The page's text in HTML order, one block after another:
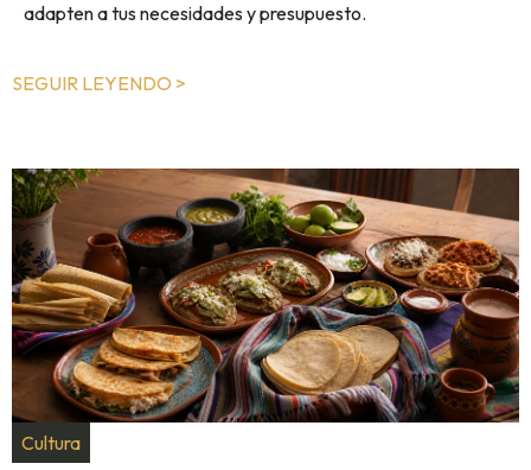
adapten a tus necesidades y presupuesto.
SEGUIR LEYENDO >
Cultura